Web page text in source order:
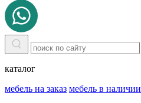
каталог
мебель на заказ мебель в наличии